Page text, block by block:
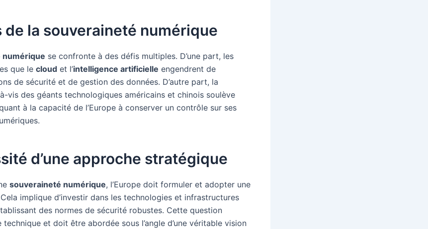
de la souveraineté numérique
se confronte à des défis multiples. D’une part, les
que le cloud et l’intelligence artificielle engendrent de
de sécurité et de gestion des données. D’autre part, la
vis des géants technologiques américains et chinois soulève
à la capacité de l’Europe à conserver un contrôle sur ses
d’une approche stratégique
souveraineté numérique, l’Europe doit formuler et adopter une
implique d’investir dans les technologies et infrastructures
des normes de sécurité robustes. Cette question
technique et doit être abordée sous l’angle d’une véritable vision